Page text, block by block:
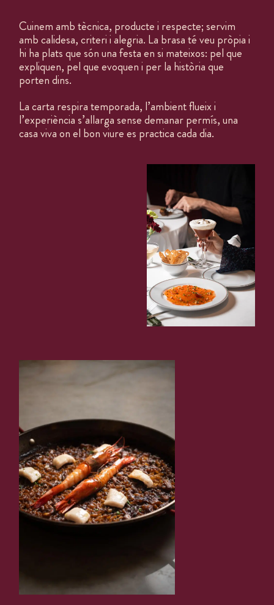
Cuinem amb tècnica, producte i respecte; servim
amb calidesa, criteri i alegria. La brasa té veu pròpia i
hi ha plats que són una festa en si mateixos: pel que
expliquen, pel que evoquen i per la història que
porten dins.
La carta respira temporada, l’ambient flueix i
l’experiència s’allarga sense demanar permís, una
casa viva on el bon viure es practica cada dia.